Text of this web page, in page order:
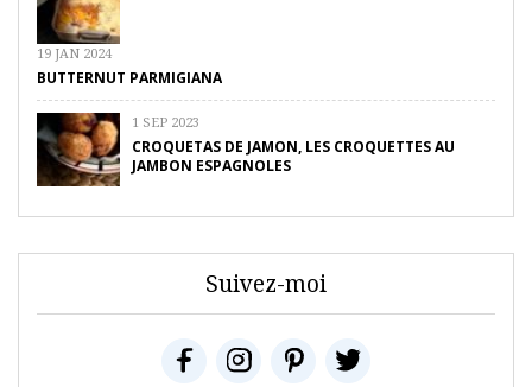
19 JAN 2024
BUTTERNUT PARMIGIANA
1 SEP 2023
CROQUETAS DE JAMON, LES CROQUETTES AU
JAMBON ESPAGNOLES
Suivez-moi